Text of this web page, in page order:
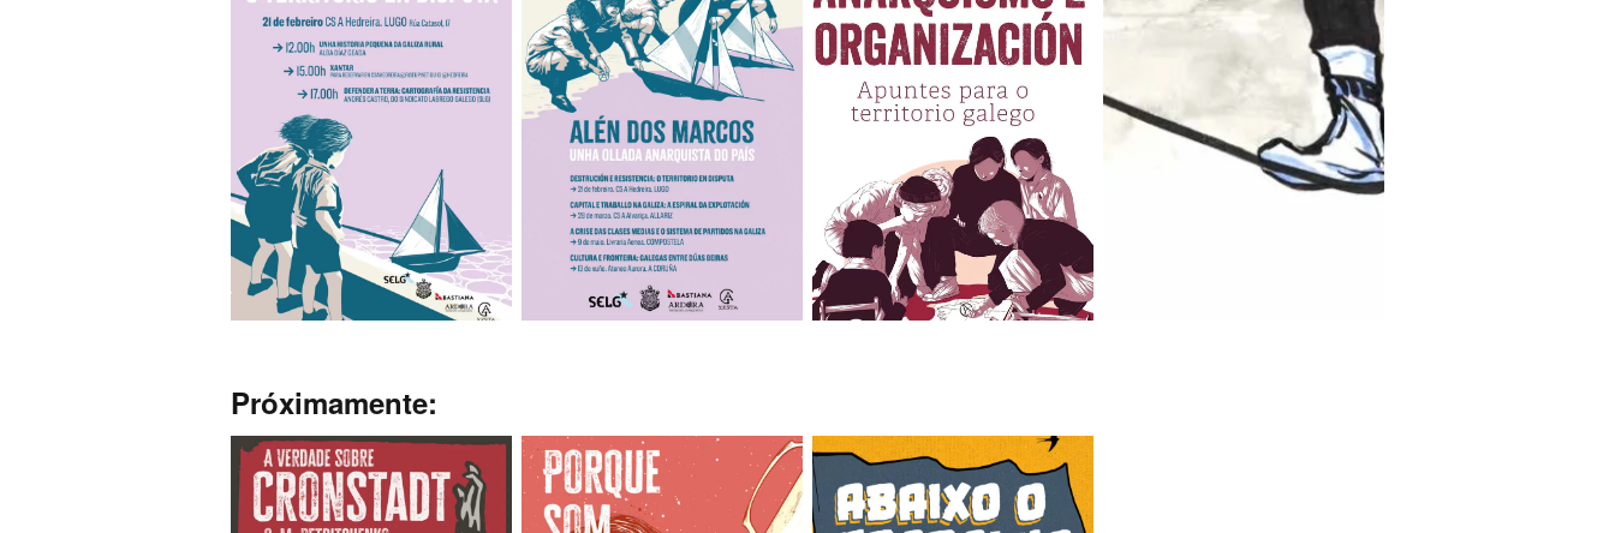
Próximamente: